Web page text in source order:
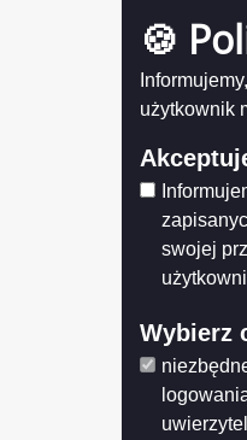
🍪
użytkownik
swojej
Wybierz
Materiały
Materiały
Materiały
Materiały
Materiały
Materiały
Licznik
Administracja
Zaloguj się